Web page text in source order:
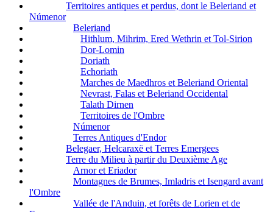
Territoires antiques et perdus, dont le Beleriand et
Númenor
Beleriand
Hithlum, Mihrim, Ered Wethrin et Tol-Sirion
Dor-Lomin
Doriath
Echoriath
Marches de Maedhros et Beleriand Oriental
Nevrast, Falas et Beleriand Occidental
Talath Dirnen
Territoires de l'Ombre
Númenor
Terres Antiques d'Endor
Belegaer, Helcaraxë et Terres Emergees
Terre du Milieu à partir du Deuxième Age
Arnor et Eriador
Montagnes de Brumes, Imladris et Isengard avant
l'Ombre
Vallée de l'Anduin, et forêts de Lorien et de